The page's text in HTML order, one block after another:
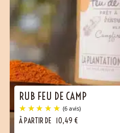
RUB FEU DE CAMP
À PARTIR DE 10,49 €